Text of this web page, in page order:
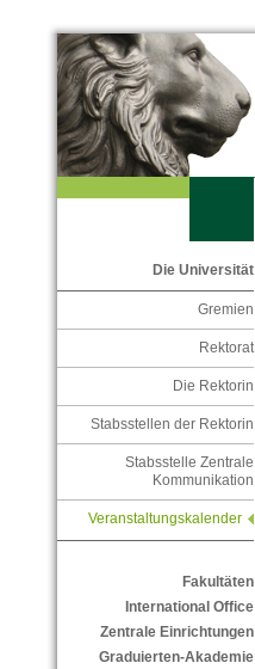
Die Universität
Gremien
Rektorat
Die Rektorin
Stabsstellen der Rektorin
Stabsstelle Zentrale
Kommunikation
Veranstaltungskalender
Fakultäten
International Office
Zentrale Einrichtungen
Graduierten-Akademie